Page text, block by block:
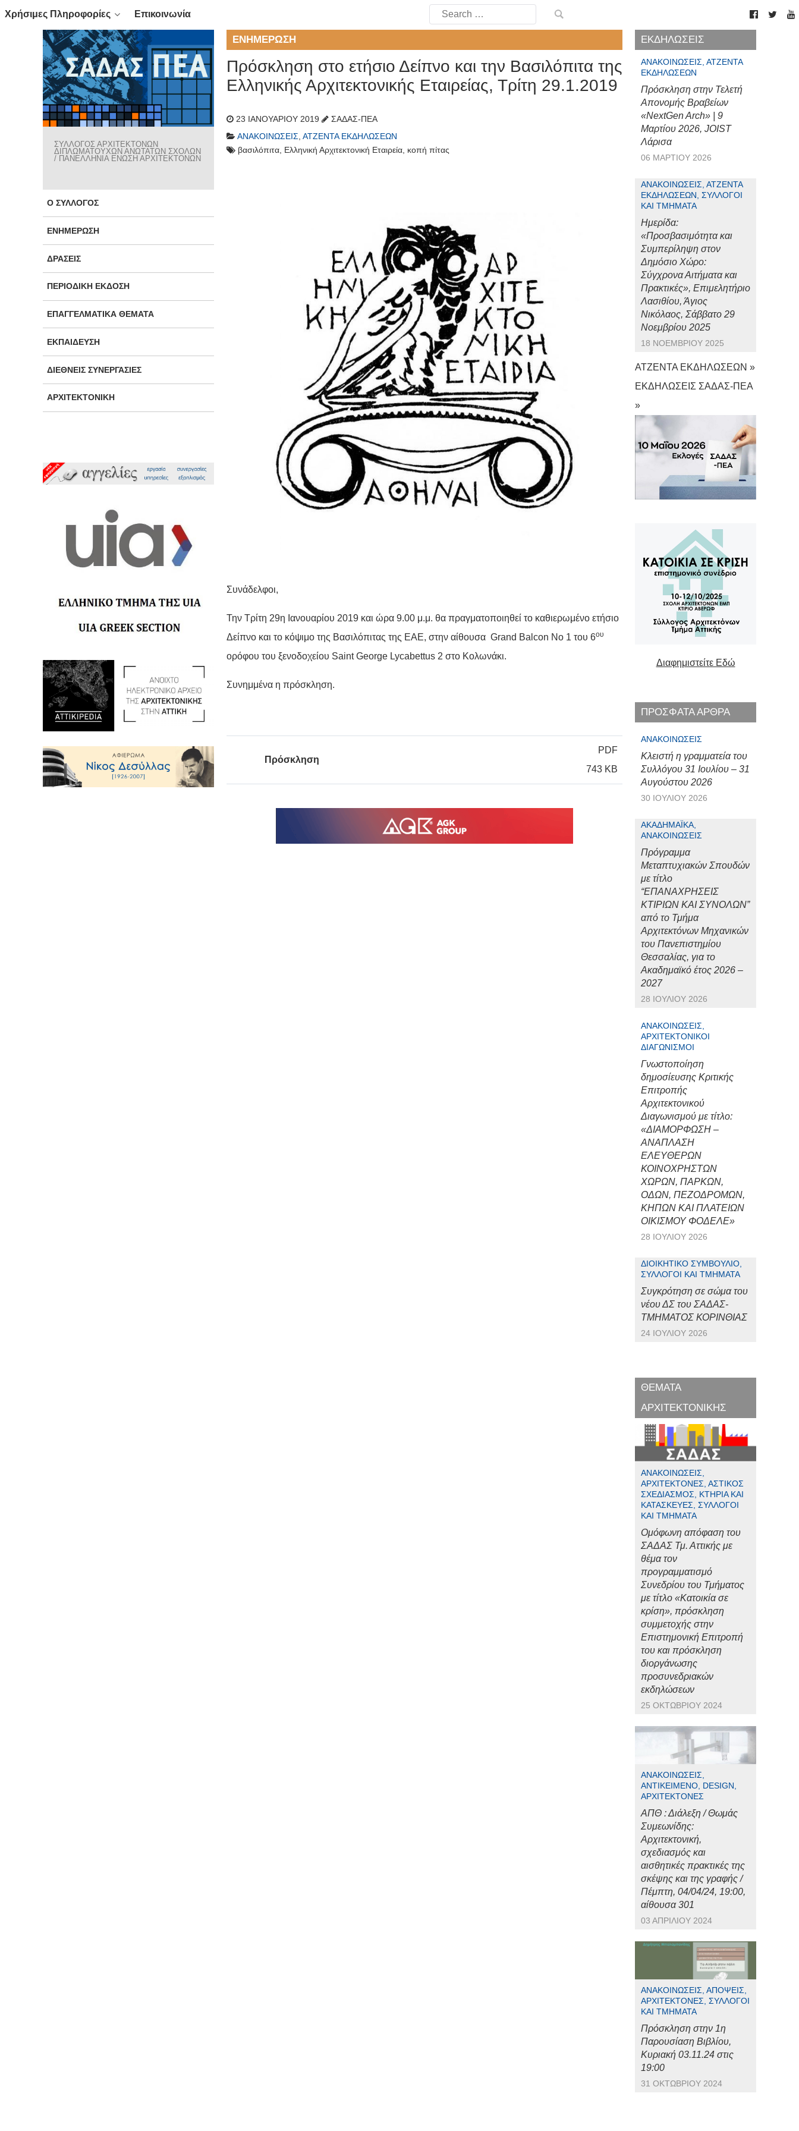
Χρήσιμες Πληροφορίες Επικοινωνία
Search
for:
ΣΥΛΛΟΓΟΣ ΑΡΧΙΤΕΚΤΟΝΩΝ
ΔΙΠΛΩΜΑΤΟΥΧΩΝ ΑΝΩΤΑΤΩΝ ΣΧΟΛΩΝ
/ ΠΑΝΕΛΛΗΝΙΑ ΕΝΩΣΗ ΑΡΧΙΤΕΚΤΟΝΩΝ
Ο ΣΎΛΛΟΓΟΣ
ΕΝΗΜΈΡΩΣΗ
ΔΡΆΣΕΙΣ
ΠΕΡΙΟΔΙΚΉ ΈΚΔΟΣΗ
ΕΠΑΓΓΕΛΜΑΤΙΚΆ ΘΈΜΑΤΑ
ΕΚΠΑΊΔΕΥΣΗ
ΔΙΕΘΝΕΊΣ ΣΥΝΕΡΓΑΣΊΕΣ
ΑΡΧΙΤΕΚΤΟΝΙΚΉ
ΕΝΗΜΈΡΩΣΗ
Πρόσκληση στο ετήσιο Δείπνο και την Βασιλόπιτα της
Ελληνικής Αρχιτεκτονικής Εταιρείας, Τρίτη 29.1.2019
23 ΙΑΝΟΥΑΡΊΟΥ 2019
ΣΑΔΑΣ-ΠΕΑ
ΑΝΑΚΟΙΝΏΣΕΙΣ, ΑΤΖΈΝΤΑ ΕΚΔΗΛΏΣΕΩΝ
βασιλόπιτα, Ελληνική Αρχιτεκτονική Εταιρεία, κοπή πίτας
Συνάδελφοι,
Την Τρίτη 29η Ιανουαρίου 2019 και ώρα 9.00 μ.μ. θα πραγματοποιηθεί το καθιερωμένο ετήσιο
Δείπνο και το κόψιμο της Βασιλόπιτας της ΕΑΕ, στην αίθουσα Grand Balcon No 1 του 6ου
ορόφου του ξενοδοχείου Saint George Lycabettus 2 στο Κολωνάκι.
Συνημμένα η πρόσκληση.
Πρόσκληση
PDF
743 KB
ΕΚΔΗΛΩΣΕΙΣ
ΑΝΑΚΟΙΝΏΣΕΙΣ, ΑΤΖΈΝΤΑ
ΕΚΔΗΛΏΣΕΩΝ
Πρόσκληση στην Τελετή
Απονομής Βραβείων
«NextGen Arch» | 9
Μαρτίου 2026, JOIST
Λάρισα
06 ΜΑΡΤΊΟΥ 2026
ΑΝΑΚΟΙΝΏΣΕΙΣ, ΑΤΖΈΝΤΑ
ΕΚΔΗΛΏΣΕΩΝ, ΣΎΛΛΟΓΟΙ
ΚΑΙ ΤΜΉΜΑΤΑ
Ημερίδα:
«Προσβασιμότητα και
Συμπερίληψη στον
Δημόσιο Χώρο:
Σύγχρονα Αιτήματα και
Πρακτικές», Επιμελητήριο
Λασιθίου, Άγιος
Νικόλαος, Σάββατο 29
Νοεμβρίου 2025
18 ΝΟΕΜΒΡΊΟΥ 2025
ΑΤΖΕΝΤΑ ΕΚΔΗΛΩΣΕΩΝ »
ΕΚΔΗΛΩΣΕΙΣ ΣΑΔΑΣ-ΠΕΑ
»
Διαφημιστείτε Εδώ
ΠΡΟΣΦΑΤΑ ΑΡΘΡΑ
ΑΝΑΚΟΙΝΏΣΕΙΣ
Κλειστή η γραμματεία του
Συλλόγου 31 Ιουλίου – 31
Αυγούστου 2026
30 ΙΟΥΛΊΟΥ 2026
ΑΚΑΔΗΜΑΪΚΆ,
ΑΝΑΚΟΙΝΏΣΕΙΣ
Πρόγραμμα
Μεταπτυχιακών Σπουδών
με τίτλο
“ΕΠΑΝΑΧΡΗΣΕΙΣ
ΚΤΙΡΙΩΝ ΚΑΙ ΣΥΝΟΛΩΝ”
από το Τμήμα
Αρχιτεκτόνων Μηχανικών
του Πανεπιστημίου
Θεσσαλίας, για το
Ακαδημαϊκό έτος 2026 –
2027
28 ΙΟΥΛΊΟΥ 2026
ΑΝΑΚΟΙΝΏΣΕΙΣ,
ΑΡΧΙΤΕΚΤΟΝΙΚΟΊ
ΔΙΑΓΩΝΙΣΜΟΊ
Γνωστοποίηση
δημοσίευσης Κριτικής
Επιτροπής
Αρχιτεκτονικού
Διαγωνισμού με τίτλο:
«ΔΙΑΜΟΡΦΩΣΗ –
ΑΝΑΠΛΑΣΗ
ΕΛΕΥΘΕΡΩΝ
ΚΟΙΝΟΧΡΗΣΤΩΝ
ΧΩΡΩΝ, ΠΑΡΚΩΝ,
ΟΔΩΝ, ΠΕΖΟΔΡΟΜΩΝ,
ΚΗΠΩΝ ΚΑΙ ΠΛΑΤΕΙΩΝ
ΟΙΚΙΣΜΟΥ ΦΟΔΕΛΕ»
28 ΙΟΥΛΊΟΥ 2026
ΔΙΟΙΚΗΤΙΚΌ ΣΥΜΒΟΎΛΙΟ,
ΣΎΛΛΟΓΟΙ ΚΑΙ ΤΜΉΜΑΤΑ
Συγκρότηση σε σώμα του
νέου ΔΣ του ΣΑΔΑΣ-
ΤΜΗΜΑΤΟΣ ΚΟΡΙΝΘΙΑΣ
24 ΙΟΥΛΊΟΥ 2026
ΘΕΜΑΤΑ
ΑΡΧΙΤΕΚΤΟΝΙΚΗΣ
ΑΝΑΚΟΙΝΏΣΕΙΣ,
ΑΡΧΙΤΈΚΤΟΝΕΣ, ΑΣΤΙΚΌΣ
ΣΧΕΔΙΑΣΜΌΣ, ΚΤΉΡΙΑ ΚΑΙ
ΚΑΤΑΣΚΕΥΈΣ, ΣΎΛΛΟΓΟΙ
ΚΑΙ ΤΜΉΜΑΤΑ
Ομόφωνη απόφαση του
ΣΑΔΑΣ Τμ. Αττικής με
θέμα τον
προγραμματισμό
Συνεδρίου του Τμήματος
με τίτλο «Κατοικία σε
κρίση», πρόσκληση
συμμετοχής στην
Επιστημονική Επιτροπή
του και πρόσκληση
διοργάνωσης
προσυνεδριακών
εκδηλώσεων
25 ΟΚΤΩΒΡΊΟΥ 2024
ΑΝΑΚΟΙΝΏΣΕΙΣ,
ΑΝΤΙΚΕΊΜΕΝΟ, DESIGN,
ΑΡΧΙΤΈΚΤΟΝΕΣ
ΑΠΘ : Διάλεξη / Θωμάς
Συμεωνίδης:
Αρχιτεκτονική,
σχεδιασμός και
αισθητικές πρακτικές της
σκέψης και της γραφής /
Πέμπτη, 04/04/24, 19:00,
αίθουσα 301
03 ΑΠΡΙΛΊΟΥ 2024
ΑΝΑΚΟΙΝΏΣΕΙΣ, ΑΠΌΨΕΙΣ,
ΑΡΧΙΤΈΚΤΟΝΕΣ, ΣΎΛΛΟΓΟΙ
ΚΑΙ ΤΜΉΜΑΤΑ
Πρόσκληση στην 1η
Παρουσίαση Βιβλίου,
Κυριακή 03.11.24 στις
19:00
31 ΟΚΤΩΒΡΊΟΥ 2024